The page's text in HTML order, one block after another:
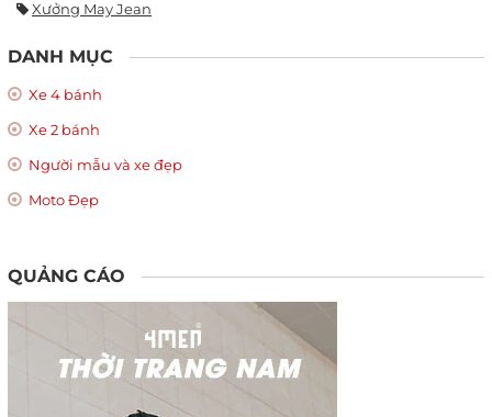
Xưởng May Jean
DANH MỤC
Xe 4 bánh
Xe 2 bánh
Người mẫu và xe đẹp
Moto Đẹp
QUẢNG CÁO